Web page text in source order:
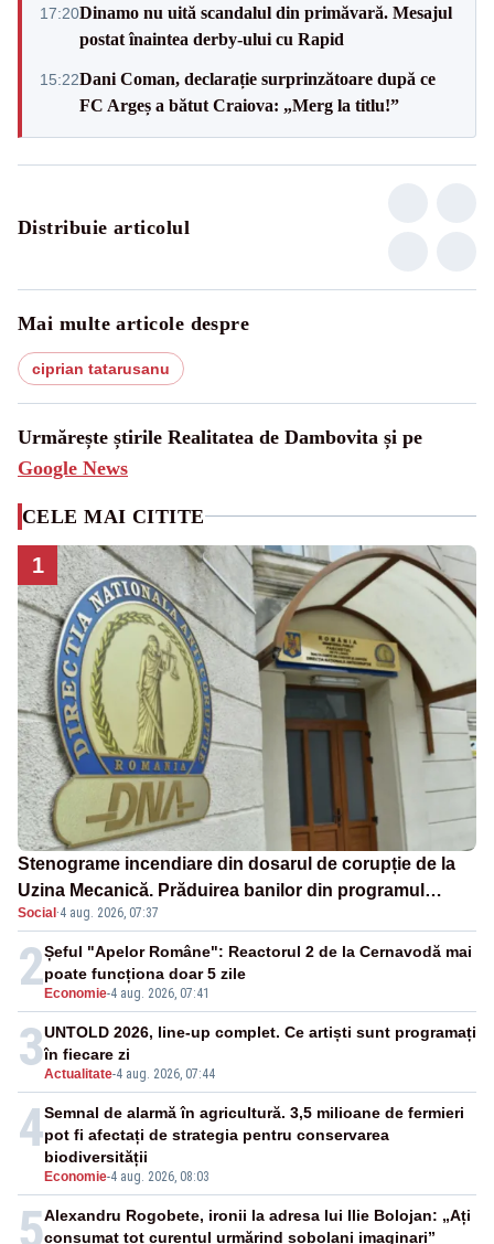
17:20Dinamo nu uită scandalul din primăvară. Mesajul
postat înaintea derby-ului cu Rapid
15:22Dani Coman, declarație surprinzătoare după ce
FC Argeș a bătut Craiova: „Merg la titlu!”
Distribuie articolul
Mai multe articole despre
ciprian tatarusanu
Urmărește știrile Realitatea de Dambovita și pe
Google News
CELE MAI CITITE
1
Stenograme incendiare din dosarul de corupție de la
Uzina Mecanică. Prăduirea banilor din programul
SAFE, interceptată de DNA
Social ·4 aug. 2026, 07:37
2 Economie-4 aug. 2026, 07:41
Șeful "Apelor Române": Reactorul 2 de la Cernavodă mai
poate funcționa doar 5 zile
3Actualitate-4 aug. 2026, 07:44
UNTOLD 2026, line-up complet. Ce artiști sunt programați
în fiecare zi
4
Economie-4 aug. 2026, 08:03
Semnal de alarmă în agricultură. 3,5 milioane de fermieri
pot fi afectați de strategia pentru conservarea
biodiversității
5Alexandru Rogobete, ironii la adresa lui Ilie Bolojan: „Ați
consumat tot curentul urmărind șobolani imaginari”